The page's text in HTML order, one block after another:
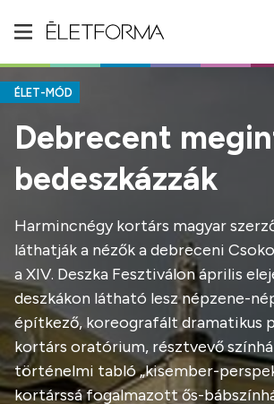
ÉLET-MÓD
Debrecent
bedeszkázzák
Harmincnégy kortárs magyar
láthatják a nézők a debreceni
a XIV. Deszka Fesztiválon április
deszkákon látható lesz népzene-
építkező, koreografált dramatikus
kortárs oratórium, résztvevő
történelmi tabló „kisember-
kortárssá fogalmazott ős-